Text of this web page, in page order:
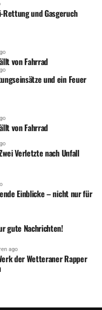
und Gasgeruch
von Fahrrad
und ein Feuer
von Fahrrad
Verletzte nach Unfall
Einblicke – nicht nur für
gute Nachrichten!
ago
der Wetteraner Rapper